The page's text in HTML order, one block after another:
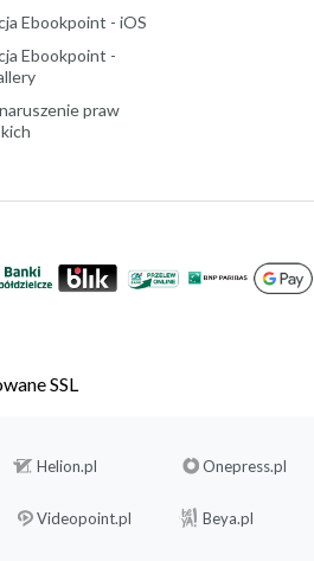
Ebookpoint - iOS
Ebookpoint -
praw
SSL
Helion.pl Onepress.pl
Videopoint.pl Beya.pl